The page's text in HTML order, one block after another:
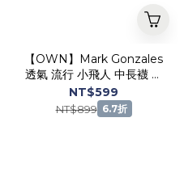
【OWN】Mark Gonzales
透氣 流行 小飛人 中長襪 三
雙一組 男女通用
NT$599
NT$899 6.7折